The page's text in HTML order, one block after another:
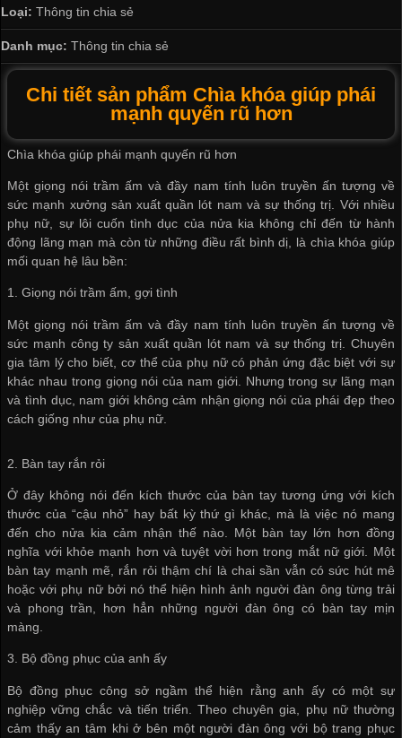
Loại: Thông tin chia sẻ
Danh mục: Thông tin chia sẻ
Chi tiết sản phẩm Chìa khóa giúp phái
mạnh quyến rũ hơn
Chìa khóa giúp phái mạnh quyến rũ hơn
Một giọng nói t​rầm ấm và đầy nam tính luôn truyền ấn tượng về
sức mạnh xưởng sản xuất quần lót nam và sự thống trị. Với nhiều
phụ nữ, sự lôi cuốn tình dục của nửa kia không chỉ đến từ hành
động lãng mạn mà còn từ những điều rất bình dị, là chìa khóa giúp
mối quan hệ lâu bền:
1. Giọng nói trầm ấm, gợi tình
Một giọng nói trầm ấm và đầy nam tính luôn truyền ấn tượng về
sức mạnh công ty sản xuất quần lót nam và sự thống trị. Chuyên
gia tâm lý cho biết, cơ thể của phụ nữ có phản ứng đặc biệt với sự
khác nhau trong giọng nói của nam giới. Nhưng trong sự lãng mạn
và tình dục, nam giới không cảm nhận giọng nói của phái đẹp theo
cách giống như của phụ nữ.
2. Bàn tay rắn rỏi
Ở đây không nói đến kích thước của bàn tay tương ứng với kích
thước của “cậu nhỏ” hay bất kỳ thứ gì khác, mà là việc nó mang
đến cho nửa kia cảm nhận thế nào. Một bàn tay lớn hơn đồng
nghĩa với khỏe mạnh hơn và tuyệt vời hơn trong mắt nữ giới. Một
bàn tay mạnh mẽ, rắn rỏi thậm chí là chai sần vẫn có sức hút mê
hoặc với phụ nữ bởi nó thể hiện hình ảnh người đàn ông từng trải
và phong trần, hơn hẳn những người đàn ông có bàn tay mịn
màng.
3. Bộ đồng phục của anh ấy
Bộ đồng phục công sở ngầm thể hiện rằng anh ấy có một sự
nghiệp vững chắc và tiến triển. Theo chuyên gia, phụ nữ thường
cảm thấy an tâm khi ở bên một người đàn ông với bộ trang phục